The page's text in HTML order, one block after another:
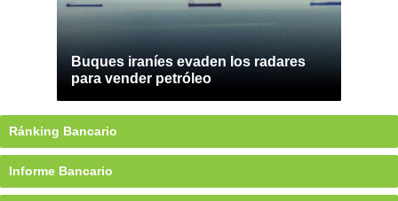
Buques iraníes evaden los radares
para vender petróleo
Ránking Bancario
Informe Bancario